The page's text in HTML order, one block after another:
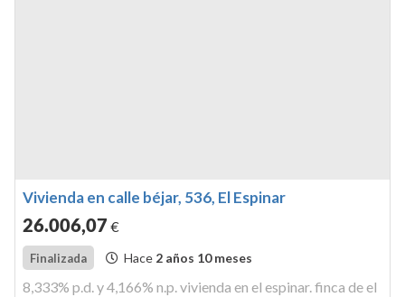
Vivienda en calle béjar, 536, El Espinar
26.006,07 €
Finalizada Hace 2 años 10 meses
8,333% p.d. y 4,166% n.p. vivienda en el espinar. finca de el